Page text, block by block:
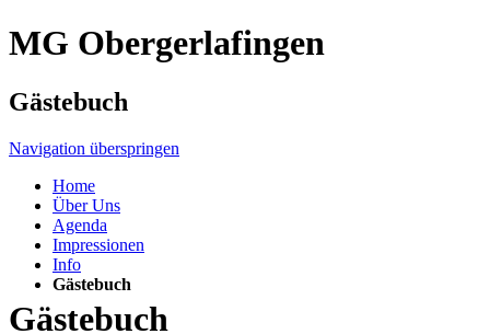
MG Obergerlafingen
Gästebuch
Navigation überspringen
Home
Über Uns
Agenda
Impressionen
Info
Gästebuch
Gästebuch